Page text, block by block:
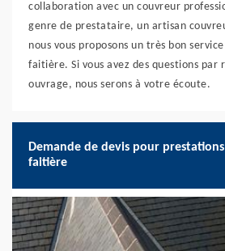
collaboration avec un couvreur
genre de prestataire, un artisan
nous vous proposons un très bon
faitière. Si vous avez des questions par
ouvrage, nous serons à votre écoute.
Demande de devis pour
faitière